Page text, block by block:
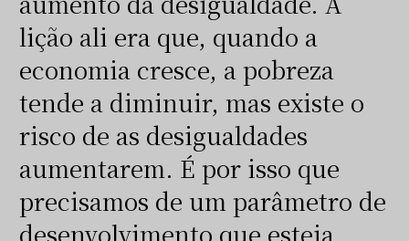
lição ali era que, quando a
economia cresce, a pobreza
tende a diminuir, mas existe o
risco de as desigualdades
aumentarem. É por isso que
precisamos de um parâmetro de
desenvolvimento que esteja